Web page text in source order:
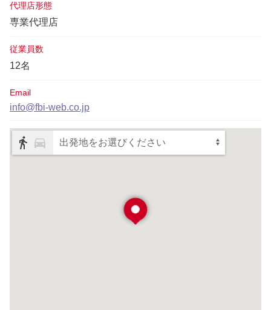
代理店形態
専業代理店
従業員数
12名
Email
info@fbi-web.co.jp
出発地をお選びください